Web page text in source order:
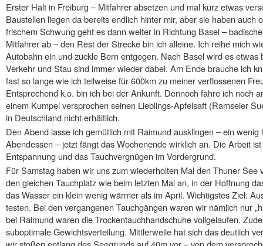
Erster Halt in Freiburg – Mitfahrer absetzen und mal kurz etwas
Baustellen liegen da bereits endlich hinter mir, aber sie haben auch
frischem Schwung geht es dann weiter in Richtung Basel –
Mitfahrer ab – den Rest der Strecke bin ich alleine. Ich reihe mich
Autobahn ein und zuckle Bern entgegen. Nach Basel wird es etwas
Verkehr und Stau sind immer wieder dabei. Am Ende brauche ich
fast so lange wie ich teilweise für 600km zu meiner verflossenen
Entsprechend k.o. bin ich bei der Ankunft. Dennoch fahre ich noch
einem Kumpel versprochen seinen Lieblings-Apfelsaft (Ramseier
in Deutschland nicht erhältlich.
Den Abend lasse ich gemütlich mit Raimund ausklingen – ein
Abendessen – jetzt fängt das Wochenende wirklich an. Die Arbeit
Entspannung und das Tauchvergnügen im Vordergrund.
Für Samstag haben wir uns zum wiederholten Mal den Thuner
den gleichen Tauchplatz wie beim letzten Mal an, in der Hoffnung
das Wasser ein klein wenig wärmer als im April. Wichtigstes Ziel:
testen. Bei den vergangenen Tauchgängen waren wir nämlich nur
bei Raimund waren die Trockentauchhandschuhe vollgelaufen.
suboptimale Gewichtsverteilung. Mittlerweile hat sich das deutlich